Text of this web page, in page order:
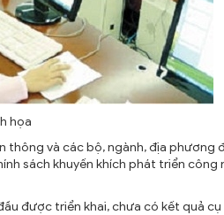
họa
thông và các bộ, ngành, địa phương
sách khuyến khích phát triển
được triển khai, chưa có kết quả